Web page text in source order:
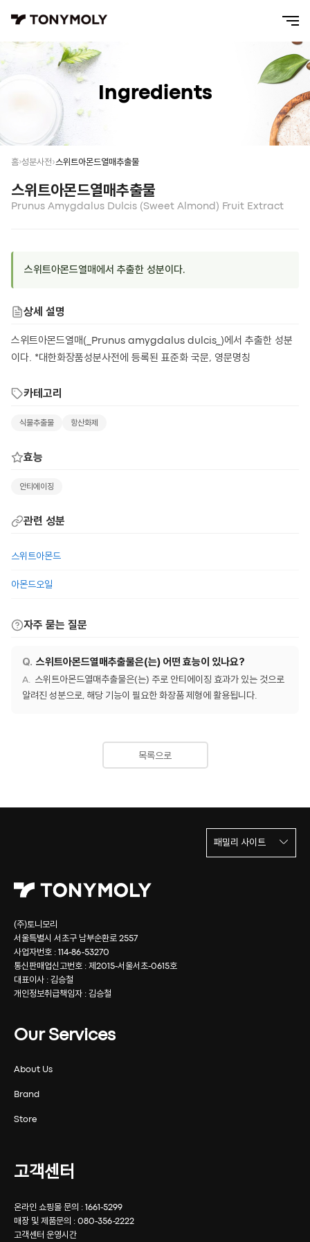
Ingredients
홈 성분사전 스위트아몬드열매추출물
스위트아몬드열매추출물
Prunus Amygdalus Dulcis (Sweet Almond) Fruit Extract
스위트아몬드열매에서 추출한 성분이다.
상세 설명
스위트아몬드열매(_Prunus amygdalus dulcis_)에서 추출한 성분
이다. *대한화장품성분사전에 등록된 표준화 국문, 영문명칭
카테고리
식물추출물 항산화제
효능
안티에이징
관련 성분
스위트아몬드
아몬드오일
자주 묻는 질문
스위트아몬드열매추출물은(는) 어떤 효능이 있나요?
스위트아몬드열매추출물은(는) 주로 안티에이징 효과가 있는 것으로
알려진 성분으로, 해당 기능이 필요한 화장품 제형에 활용됩니다.
목록으로
(주)토니모리
서울특별시 서초구 남부순환로 2557
사업자번호 : 114-86-53270
통신판매업신고번호 : 제2015-서울서초-0615호
대표이사 : 김승철
개인정보취급책임자 : 김승철
Our Services
About Us
Brand
Store
고객센터
온라인 쇼핑몰 문의 : 1661-5299
매장 및 제품문의 : 080-356-2222
고객센터 운영시간
패밀리 사이트